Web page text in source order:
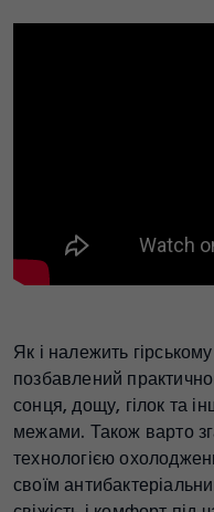
Як і належить
позбавлений
сонця, дощу, гілок та
межами. Також варто
технологією
своїм